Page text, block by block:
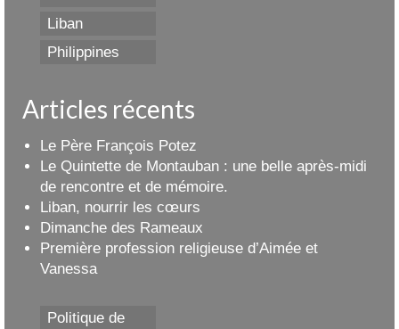
Liban
Philippines
Articles récents
Le Père François Potez
Le Quintette de Montauban : une belle après-midi
de rencontre et de mémoire.
Liban, nourrir les cœurs
Dimanche des Rameaux
Première profession religieuse d’Aimée et
Vanessa
Politique de